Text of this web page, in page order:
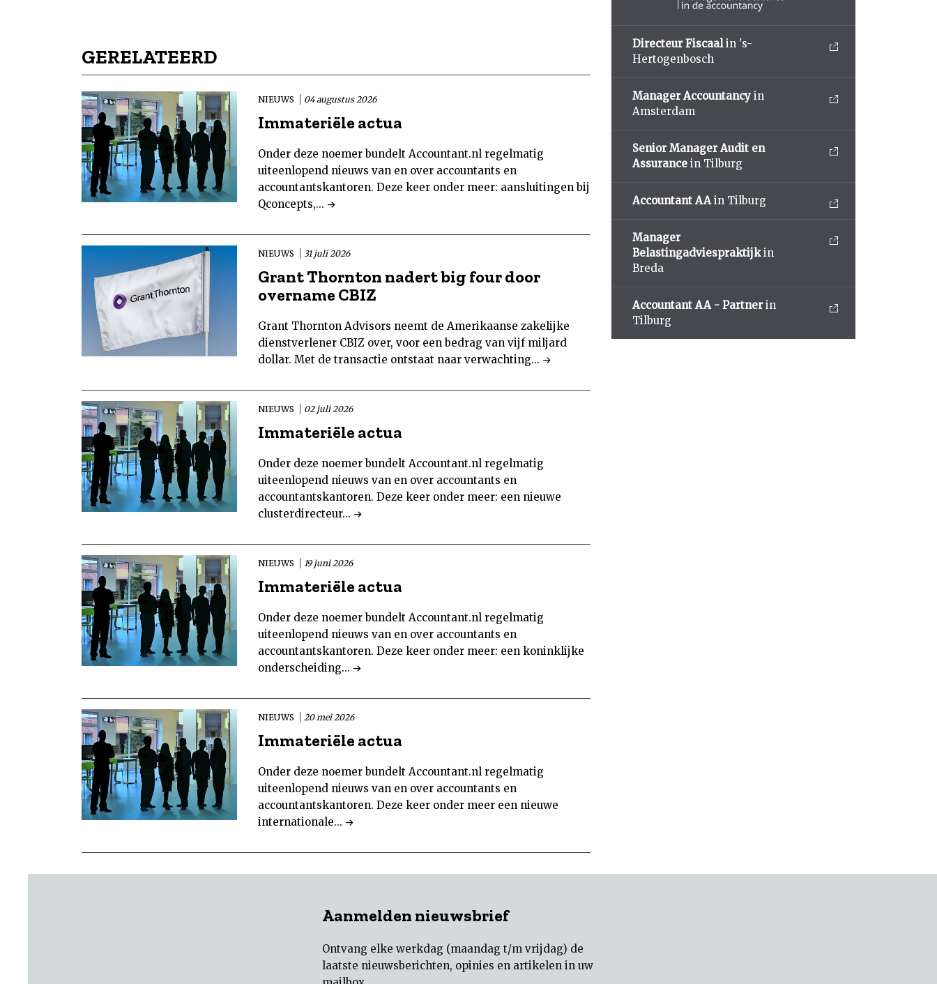
GERELATEERD
NIEUWS 04 augustus 2026
Immateriële actua
Onder deze noemer bundelt Accountant.nl regelmatig
uiteenlopend nieuws van en over accountants en
accountantskantoren. Deze keer onder meer: aansluitingen bij
Qconcepts,...
NIEUWS 31 juli 2026
Grant Thornton nadert big four door
overname CBIZ
Grant Thornton Advisors neemt de Amerikaanse zakelijke
dienstverlener CBIZ over, voor een bedrag van vijf miljard
dollar. Met de transactie ontstaat naar verwachting...
NIEUWS 02 juli 2026
Immateriële actua
Onder deze noemer bundelt Accountant.nl regelmatig
uiteenlopend nieuws van en over accountants en
accountantskantoren. Deze keer onder meer: een nieuwe
clusterdirecteur...
NIEUWS 19 juni 2026
Immateriële actua
Onder deze noemer bundelt Accountant.nl regelmatig
uiteenlopend nieuws van en over accountants en
accountantskantoren. Deze keer onder meer: een koninklijke
onderscheiding...
NIEUWS 20 mei 2026
Immateriële actua
Onder deze noemer bundelt Accountant.nl regelmatig
uiteenlopend nieuws van en over accountants en
accountantskantoren. Deze keer onder meer een nieuwe
internationale...
Directeur Fiscaalin 's-
Hertogenbosch
Manager Accountancy in
Amsterdam
Senior Manager Audit en
Assurance in Tilburg
Accountant AAin Tilburg
Manager
Belastingadviespraktijkin
Breda
Accountant AA - Partner in
Tilburg
Aanmelden nieuwsbrief
Ontvang elke werkdag (maandag t/m vrijdag) de
laatste nieuwsberichten, opinies en artikelen in uw